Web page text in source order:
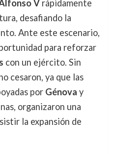
Vrápidamente
desafiando la
Ante este escenario,
para reforzar
con un ejército. Sin
cesaron, ya que las
por Génova y
organizaron una
la expansión de